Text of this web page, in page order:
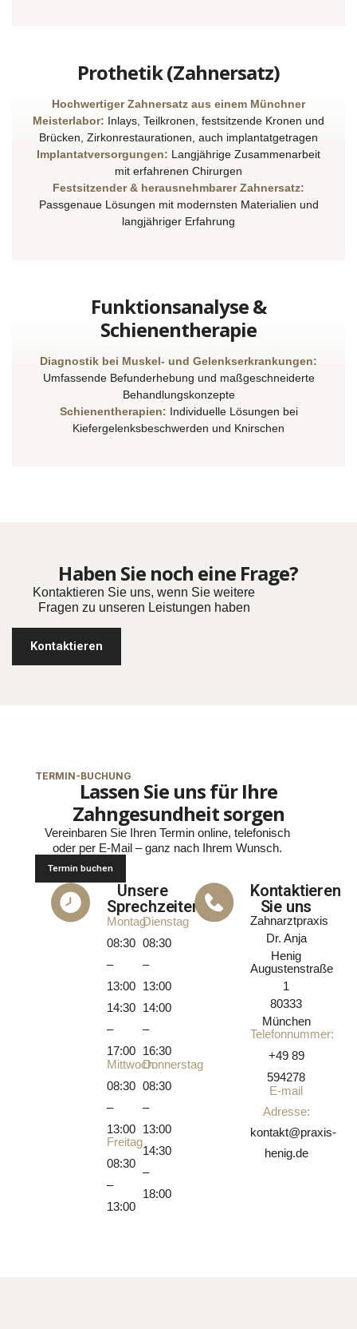
Prothetik (Zahnersatz)
Hochwertiger Zahnersatz aus einem Münchner
Meisterlabor: Inlays, Teilkronen, festsitzende Kronen und
Brücken, Zirkonrestaurationen, auch implantatgetragen
Implantatversorgungen: Langjährige Zusammenarbeit
mit erfahrenen Chirurgen
Festsitzender & herausnehmbarer Zahnersatz:
Passgenaue Lösungen mit modernsten Materialien und
langjähriger Erfahrung
Funktionsanalyse &
Schienentherapie
Diagnostik bei Muskel- und Gelenkserkrankungen:
Umfassende Befunderhebung und maßgeschneiderte
Behandlungskonzepte
Schienentherapien: Individuelle Lösungen bei
Kiefergelenksbeschwerden und Knirschen
Haben Sie noch eine Frage?
Kontaktieren Sie uns, wenn Sie weitere
Fragen zu unseren Leistungen haben
Kontaktieren
TERMIN-BUCHUNG
Lassen Sie uns für Ihre
Zahngesundheit sorgen
Vereinbaren Sie Ihren Termin online, telefonisch
oder per E-Mail – ganz nach Ihrem Wunsch.
Termin buchen
Unsere
Sprechzeiten
Montag
08:30
–
13:00
14:30
–
17:00
Mittwoch
08:30
–
13:00
Freitag
08:30
–
13:00
Dienstag
08:30
–
13:00
14:00
–
16:30
Donnerstag
08:30
–
13:00
14:30
–
18:00
Kontaktieren
Sie uns
Zahnarztpraxis
Dr. Anja
Henig
Augustenstraße
1
80333
München
Telefonnummer:
+49 89
594278
E-mail
Adresse:
kontakt@praxis-
henig.de